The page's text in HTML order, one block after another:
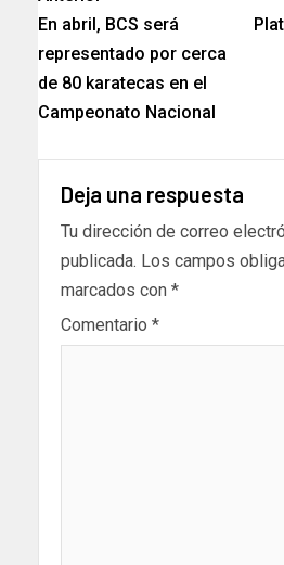
En abril, BCS será
representado por cerca
de 80 karatecas en el
Campeonato Nacional
Deja una respuesta
Tu dirección de correo
publicada. Los campos
marcados con *
Comentario *